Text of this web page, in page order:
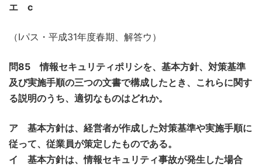
エ c
（Iパス・平成31年度春期、解答ウ）
問85 情報セキュリティポリシを、基本方針、対策基準
及び実施手順の三つの文書で構成したとき、これらに関す
る説明のうち、適切なものはどれか。
ア 基本方針は、経営者が作成した対策基準や実施手順に
従って、従業員が策定したものである。
イ 基本方針は、情報セキュリティ事故が発生した場合